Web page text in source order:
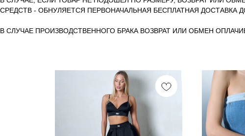
СРЕДСТВ - ОБНУЛЯЕТСЯ ПЕРВОНАЧАЛЬНАЯ БЕСПЛАТНАЯ
В СЛУЧАЕ ПРОИЗВОДСТВЕННОГО БРАКА ВОЗВРАТ ИЛИ ОБМЕН